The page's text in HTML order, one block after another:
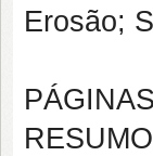
Erosão;